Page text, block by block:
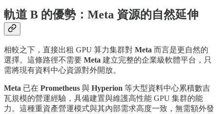
軌道 B 的優勢：Meta 資源的自然延伸
相較之下，直接出租 GPU 算力集群對 Meta 而言是更自然的
選擇。這條路徑不需要 Meta 建立完整的企業級軟體平台，只
需將現有資料中心資源對外開放。
Meta 已在 Prometheus 與 Hyperion 等大型資料中心累積數吉
瓦規模的營運經驗，具備建置與維護高性能 GPU 集群的能
力。這種重資產營運模式與其內部需求高度一致，無需額外發